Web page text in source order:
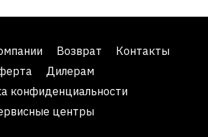
Возврат
Контакты
Дилерам
конфиденциальности
центры